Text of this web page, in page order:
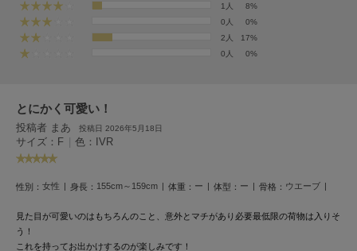
FILA
フィラ
FURFUR
ファーファー
gelato pique
ジェラート ピケ
GELATO PIQUE CAT&DOG
ジェラート ピケ キャットアンドドッグ
1人
8%
0人
0%
2人
17%
0人
0%
とにかく可愛い！
投稿者 まあ 投稿日 2026年5月18日
サイズ：F | 色：IVR
性別： 女性 身長： 155cm～159cm 体重： ー 体型： ー 骨格： ウエーブ
見た目が可愛いのはもちろんのこと、意外とマチがあり必要最低限の荷物は入りそ
う！
これを持ってお出かけするのが楽しみです！